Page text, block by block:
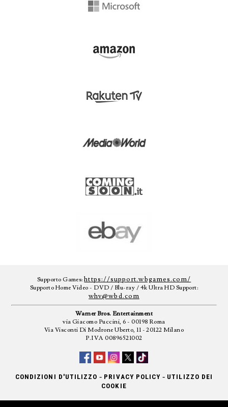
Supporto Games:https://support.wbgames.com/
Supporto Home Video - DVD / Blu-ray / 4k Ultra HD Support:
whv@wbd.com
Warner Bros. Entertainment
via Giacomo Puccini, 6 - 00198 Roma
Via Visconti Di Modrone Uberto, 11 - 20122 Milano
P.IVA 00896521002
CONDIZIONI D'UTILIZZO - PRIVACY POLICY - UTILIZZO DEI
COOKIE